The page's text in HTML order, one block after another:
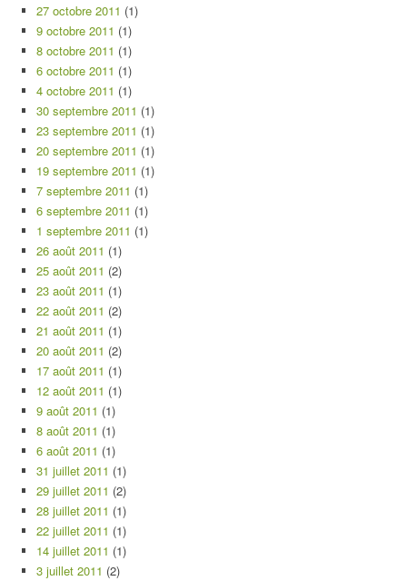
27 octobre 2011 (1)
9 octobre 2011 (1)
8 octobre 2011 (1)
6 octobre 2011 (1)
4 octobre 2011 (1)
30 septembre 2011 (1)
23 septembre 2011 (1)
20 septembre 2011 (1)
19 septembre 2011 (1)
7 septembre 2011 (1)
6 septembre 2011 (1)
1 septembre 2011 (1)
26 août 2011 (1)
25 août 2011 (2)
23 août 2011 (1)
22 août 2011 (2)
21 août 2011 (1)
20 août 2011 (2)
17 août 2011 (1)
12 août 2011 (1)
9 août 2011 (1)
8 août 2011 (1)
6 août 2011 (1)
31 juillet 2011 (1)
29 juillet 2011 (2)
28 juillet 2011 (1)
22 juillet 2011 (1)
14 juillet 2011 (1)
3 juillet 2011 (2)